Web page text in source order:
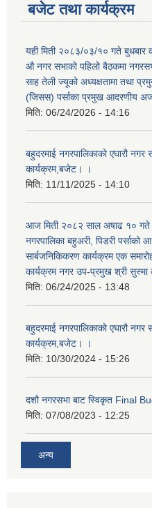
बजेट तथा कार्यक्रम
यही मिती २०८३/०३/१० गते बुधबार
औ नगर सभाको पहिलो बैठकमा
साह तेली ज्यूको अध्यक्षतामा तथा
(जिसस) पर्साका प्रमुख आदरणीय
मिति: 06/24/2026 - 14:16
बहुदरमाई नगरपालिकाको एघारौ
कार्यक्रम,बजेट। ।
मिति: 11/11/2025 - 14:10
आज मिती २०८२ साल अषाढ १० गते
नगरपालिका बहुअरी, पिडरी
सार्बजनिकिकरण कार्यक्रम एक
कार्यक्रम नगर उप-प्रमुख श्री सुस्मा
मिति: 06/24/2025 - 13:48
बहुदरमाई नगरपालिकाको एघारौ
कार्यक्रम,बजेट। ।
मिति: 10/30/2024 - 15:26
दशौ नगरसभा बाट स्विकृत Final
मिति: 07/08/2023 - 12:25
अन्य